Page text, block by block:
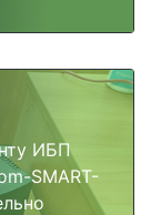
ИБП
SMART-